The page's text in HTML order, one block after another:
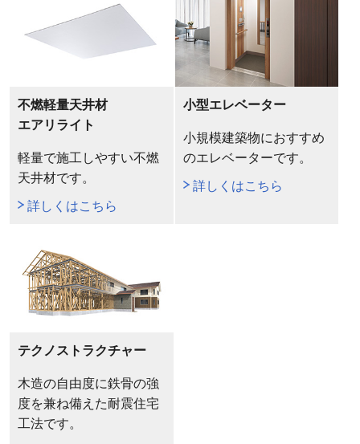
不燃軽量天井材
エアリライト
軽量で施工しやすい不燃
天井材です。
詳しくはこちら
小型エレベーター
小規模建築物におすすめ
のエレベーターです。
詳しくはこちら
テクノストラクチャー
木造の自由度に鉄骨の強
度を兼ね備えた耐震住宅
工法です。